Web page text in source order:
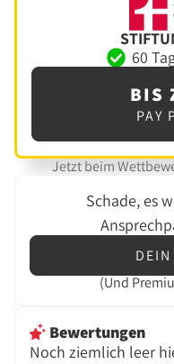
60
BIS
PAY
Jetzt beim
Schade, es
(Und
Bewertungen
Noch ziemlich leer